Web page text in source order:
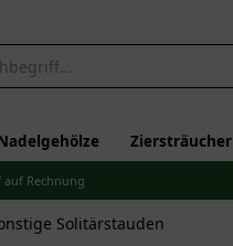
Ziersträucher
auf Rechnung
Solitärstauden